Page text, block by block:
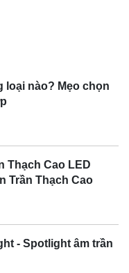
nào? Mẹo chọn
Thạch Cao LED
Trần Thạch Cao
- Spotlight âm trần